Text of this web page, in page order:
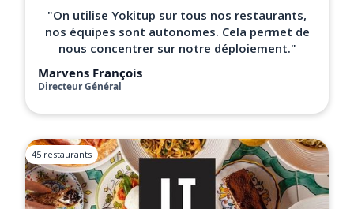
"On utilise Yokitup sur tous nos restaurants,
nos équipes sont autonomes. Cela permet de
nous concentrer sur notre déploiement."
Marvens François
Directeur Général
45 restaurants